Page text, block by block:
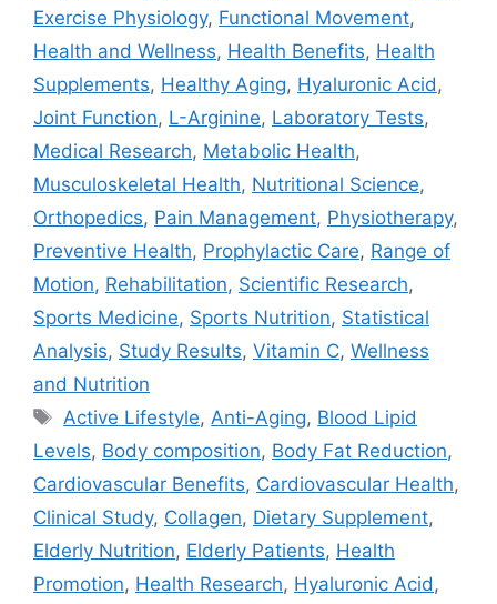
Exercise Physiology, Functional Movement,
Health and Wellness, Health Benefits, Health
Supplements, Healthy Aging, Hyaluronic Acid ,
Joint Function, L-Arginine, Laboratory Tests,
Medical Research, Metabolic Health,
Musculoskeletal Health, Nutritional Science,
Orthopedics, Pain Management, Physiotherapy,
Preventive Health, Prophylactic Care, Range of
Motion, Rehabilitation, Scientific Research,
Sports Medicine, Sports Nutrition, Statistical
Analysis, Study Results, Vitamin C, Wellness
and Nutrition
Active Lifestyle, Anti-Aging, Blood Lipid
Levels, Body composition, Body Fat Reduction,
Cardiovascular Benefits, Cardiovascular Health,
Clinical Study, Collagen, Dietary Supplement,
Elderly Nutrition, Elderly Patients, Health
Promotion, Health Research, Hyaluronic Acid ,